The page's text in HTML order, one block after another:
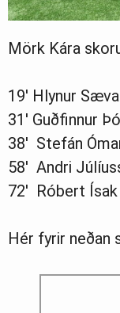
Mörk Kára
19′ Hlynur
31′ Guðfinnur
38′ Stefán
58′ Andri
72′ Róbert
Hér fyrir neðan